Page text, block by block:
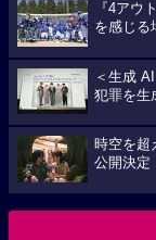
『4アウ
を感じる
＜生成
犯罪を生
時空を超
公開決定